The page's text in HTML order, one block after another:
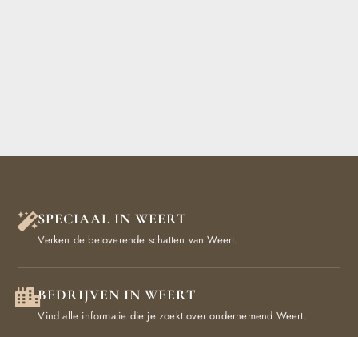
SPECIAAL IN WEERT
Verken de betoverende schatten van Weert.
BEDRIJVEN IN WEERT
Vind alle informatie die je zoekt over ondernemend Weert.